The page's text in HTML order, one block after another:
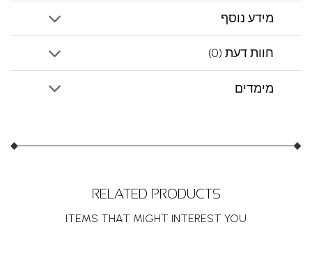
מידע נוסף
חוות דעת (0)
מימדים
RELATED PRODUCTS
ITEMS THAT MIGHT INTEREST YOU